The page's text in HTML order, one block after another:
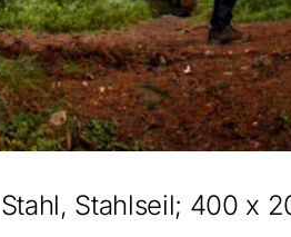
Stahlseil; 400 x